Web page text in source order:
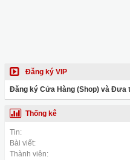
Đăng ký VIP
Đăng ký Cửa Hàng (Shop) và Đưa
Thống kê
Tin:
Bài viết:
Thành viên: